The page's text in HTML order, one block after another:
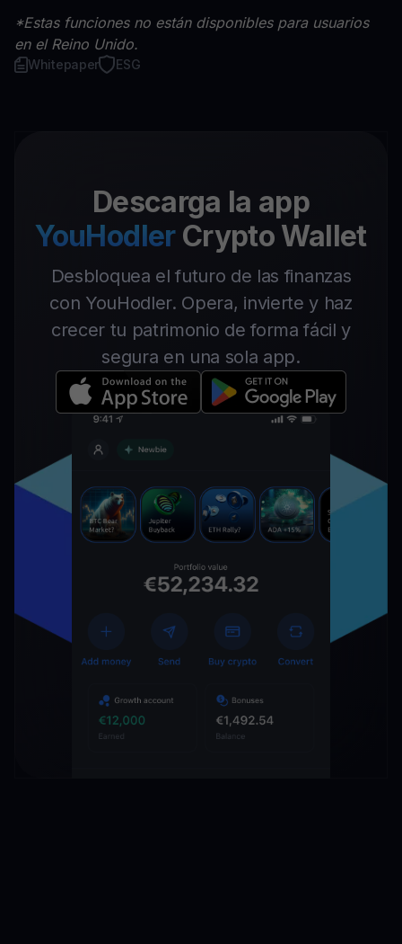
*Estas funciones no están disponibles para usuarios
en el Reino Unido.
Whitepaper ESG
Descarga la app
YouHodler Crypto Wallet
Desbloquea el futuro de las finanzas
con YouHodler. Opera, invierte y haz
crecer tu patrimonio de forma fácil y
segura en una sola app.